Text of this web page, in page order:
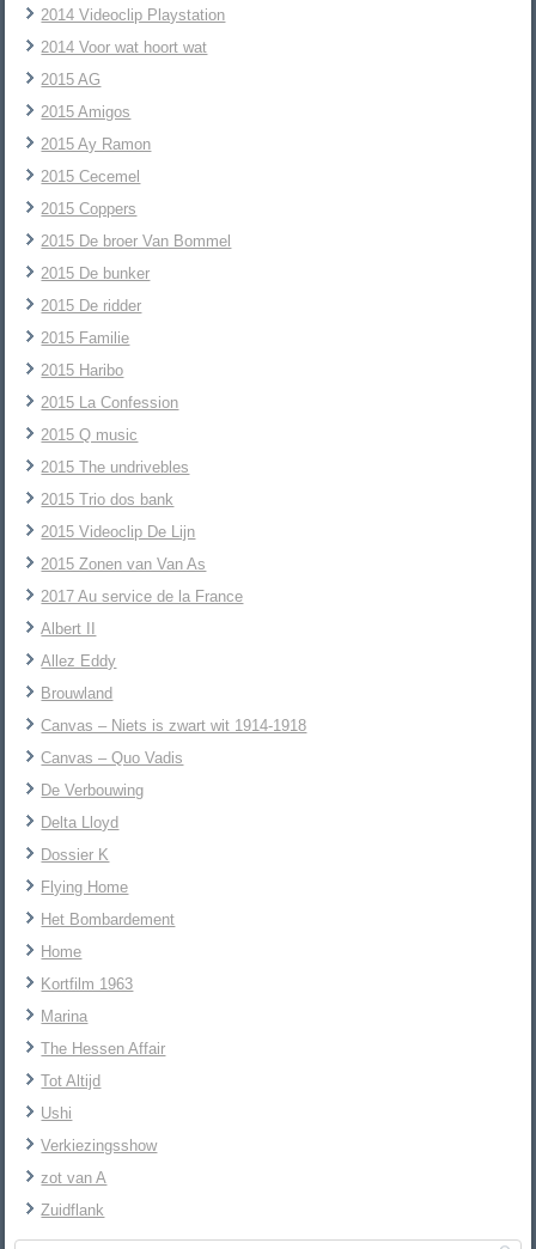
2014 Videoclip Playstation
2014 Voor wat hoort wat
2015 AG
2015 Amigos
2015 Ay Ramon
2015 Cecemel
2015 Coppers
2015 De broer Van Bommel
2015 De bunker
2015 De ridder
2015 Familie
2015 Haribo
2015 La Confession
2015 Q music
2015 The undrivebles
2015 Trio dos bank
2015 Videoclip De Lijn
2015 Zonen van Van As
2017 Au service de la France
Albert II
Allez Eddy
Brouwland
Canvas – Niets is zwart wit 1914-1918
Canvas – Quo Vadis
De Verbouwing
Delta Lloyd
Dossier K
Flying Home
Het Bombardement
Home
Kortfilm 1963
Marina
The Hessen Affair
Tot Altijd
Ushi
Verkiezingsshow
zot van A
Zuidflank